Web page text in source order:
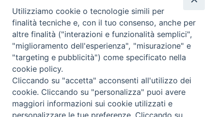
Privacy Policy Trasparenza
Termini e Condizioni
Informativa per il trattamento dei dati personali
Utilizziamo cookie o tecnologie simili per
finalità tecniche e, con il tuo consenso, anche per
altre finalità ("interazioni e funzionalità semplici",
"miglioramento dell'esperienza", "misurazione" e
"targeting e pubblicità") come specificato nella
cookie policy.
Cliccando su "accetta" acconsenti all'utilizzo dei
cookie. Cliccando su "personalizza" puoi avere
maggiori informazioni sui cookie utilizzati e